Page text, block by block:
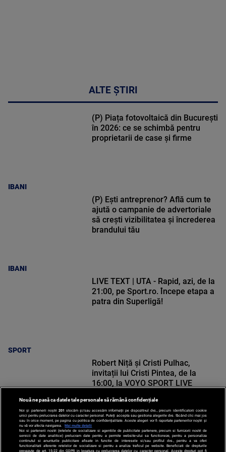
ALTE ȘTIRI
IBANI
(P) Piața fotovoltaică din București
în 2026: ce se schimbă pentru
proprietarii de case și firme
IBANI
(P) Ești antreprenor? Află cum te
ajută o campanie de advertoriale
să crești vizibilitatea și încrederea
brandului tău
SPORT
LIVE TEXT | UTA - Rapid, azi, de la
21:00, pe Sport.ro. Începe etapa a
patra din Superligă!
SPORT
Robert Niță și Cristi Pulhac,
invitații lui Cristi Pintea, de la
16:00, la VOYO SPORT LIVE
Nouă ne pasă ca datele tale personale să rămână confidențiale
Noi și partenerii noștri 201 stocăm și/sau accesăm informații pe dispozitivul dvs., precum identificatorii cookie
unici pentru prelucrarea datelor cu caracter personal. Puteți accepta sau gestiona alegerile dvs. făcând clic mai jos
sau în orice moment, pe pagina cu politica de confidențialitate. Aceste alegeri vor fi raportate partenerilor noștri și
nu vă vor afecta navigarea.
Mai multe detalii
Noi si partenerii nostri (retelele de socializare si agentiile de publicitate partenere, precum si furnizorii nostri de
servicii de date analitice) prelucram date pentru a permite website-ului sa functioneze, pentru a personaliza
continutul si anunturile publicitare afisate in functie de interesele si/sau profilul dvs., pentru a va oferi
functionalitati aferente retelelor de socializare si pentru a analiza traficul pe website. Beneficiati de drepturile
prevazute de art. 15-22 din GDPR in legatura cu prelucrarea datelor cu caracter personal. Aceste drepturi pot fi